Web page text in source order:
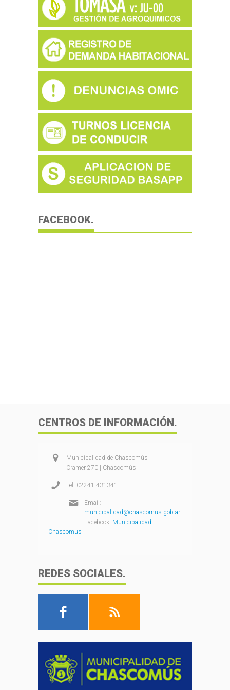
FACEBOOK.
CENTROS DE INFORMACIÓN.
Municipalidad de Chascomús
Cramer 270 | Chascomús
Tel: 02241-431341
Email:
municipalidad@chascomus.gob.ar
Facebook: Municipalidad
Chascomus
REDES SOCIALES.